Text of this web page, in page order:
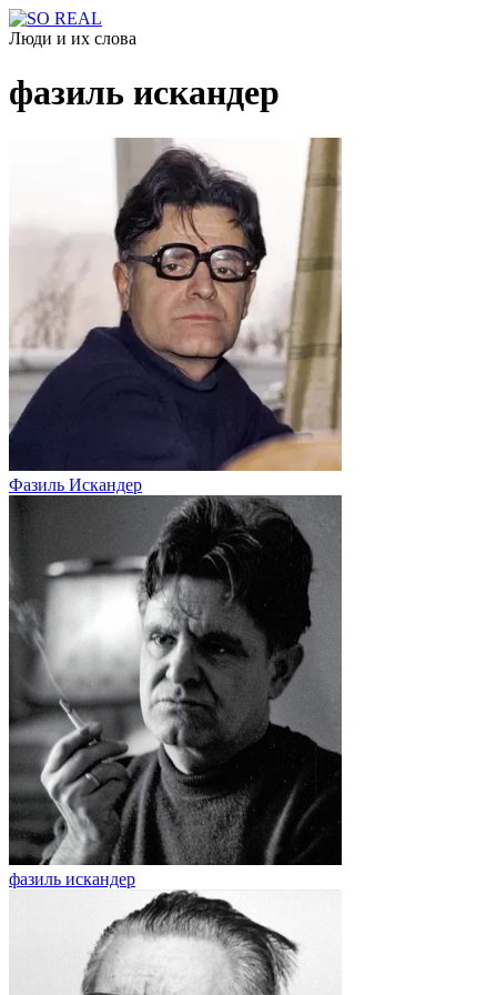
Люди и их слова
фазиль искандер
Фазиль Искандер
фазиль искандер